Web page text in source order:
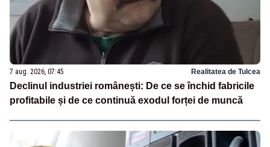
7 aug. 2026, 07:45 Realitatea de Tulcea
Declinul industriei românești: De ce se închid fabricile
profitabile și de ce continuă exodul forței de muncă